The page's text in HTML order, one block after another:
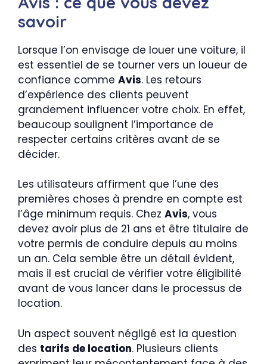
savoir
Lorsque l’on envisage de louer une voiture, il
est essentiel de se tourner vers un loueur de
confiance comme Avis. Les retours
d’expérience des clients peuvent
grandement influencer votre choix. En effet,
beaucoup soulignent l’importance de
respecter certains critères avant de se
décider.
Les utilisateurs affirment que l’une des
premières choses à prendre en compte est
l’âge minimum requis. Chez Avis, vous
devez avoir plus de 21 ans et être titulaire de
votre permis de conduire depuis au moins
un an. Cela semble être un détail évident,
mais il est crucial de vérifier votre éligibilité
avant de vous lancer dans le processus de
location.
Un aspect souvent négligé est la question
des tarifs de location. Plusieurs clients